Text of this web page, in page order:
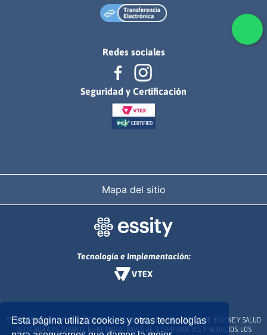
Esta página utiliza cookies y otras tecnologías
Redes sociales
Seguridad y Certificación
Mapa del sitio
Tecnología e Implementación:
ESSITY ES UNA COMPAÑÍA LÍDER EN EL MERCADO GLOBAL DEL SECTOR DE HIGIENE Y SALUD
DEDICADA A MEJORAR EL BIENESTAR A TRAVÉS DE SUS PRODUCTOS Y SERVICIOS. LOS